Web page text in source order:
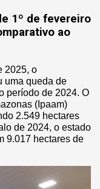
1º de fevereiro
ao
2025, o
uma queda de
período de 2024. O
(Ipaam)
2.549 hectares
de 2024, o estado
9.017 hectares de